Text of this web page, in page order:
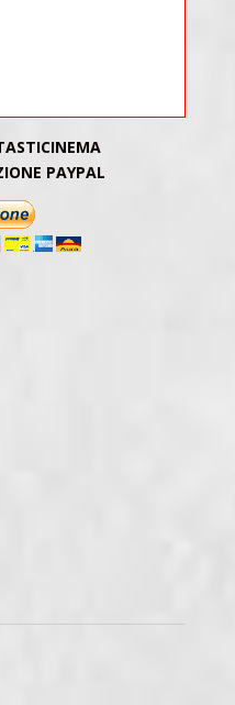
PAYPAL